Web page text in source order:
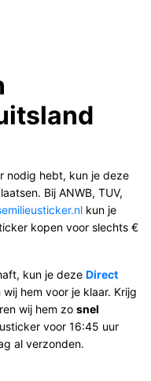
nodig hebt, kun je deze
Bij ANWB, TUV,
kun je
kopen voor slechts €
kun je deze Direct
hem voor je klaar. Krijg
wij hem zo snel
voor 16:45 uur
al verzonden.